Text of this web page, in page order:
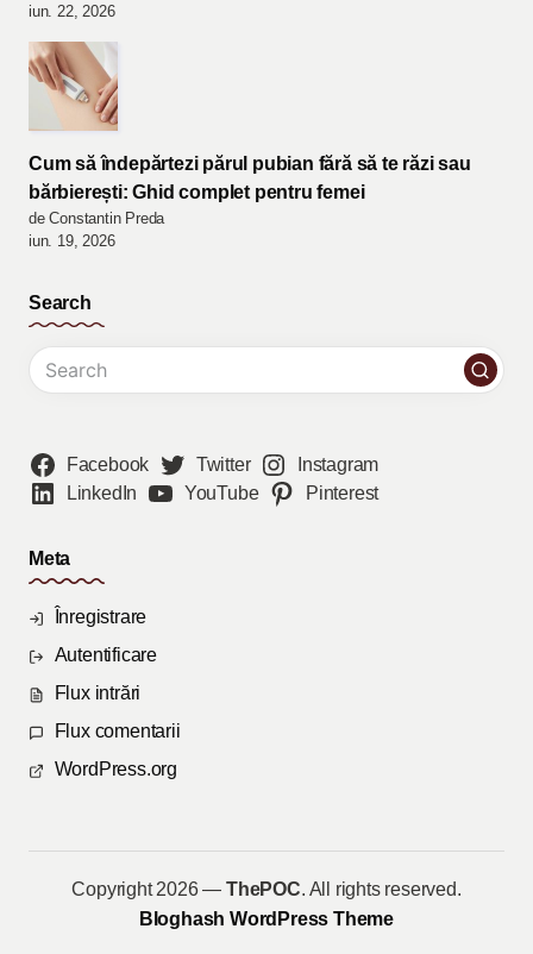
iun. 22, 2026
Cum să îndepărtezi părul pubian fără să te răzi sau
bărbierești: Ghid complet pentru femei
de Constantin Preda
iun. 19, 2026
Search
Facebook Twitter
Instagram
LinkedIn
YouTube Pinterest
Meta
Înregistrare
Autentificare
Flux intrări
Flux comentarii
WordPress.org
Copyright 2026 —ThePOC. All rights reserved.
Bloghash WordPress Theme